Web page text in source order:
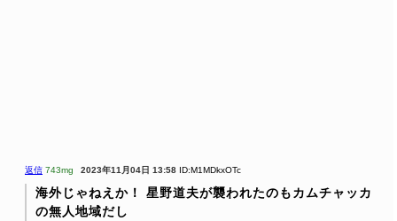
返信 743mg 2023年11月04日 13:58 ID:M1MDkxOTc
海外じゃねえか！
星野道夫が襲われたのもカムチャッカ
の無人地域だし